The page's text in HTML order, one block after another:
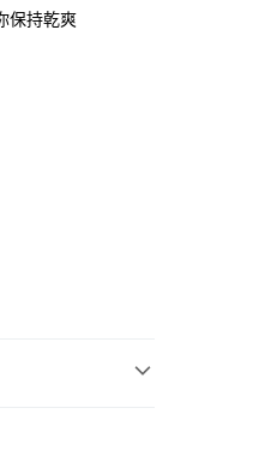
保持乾爽